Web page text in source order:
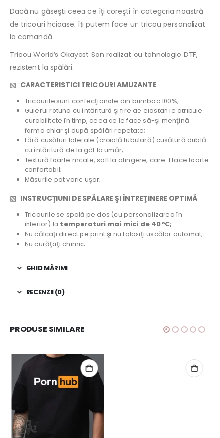
Dacă nu găseşti ceea ce îţi doreşti în categoria noastră
de tricouri haioase, îţi putem face un tricou personalizat
la comandă.
Tricou World’s Okayest Son realizat cu tehnologie DTF,
rezistent la spălări.
▧ CARACTERISTICI TRICOURI AMUZANTE
Tricourile sunt confecţionate din bumbac 100%;
Gulerul rotund cu întăritură şi fire de elastan le atribuie
durabilitate în timp, ceea ce le face să-şi menţină
forma chiar şi după spălări repetate;
Fără cusături laterale (croială tubulară) cusătură dublă
cu întăritură de la gât la umăr;
Textură foarte moale, soft la atingere, care-l face foarte
confortabil;
Măsurile pot varia uşor;
▧ INSTRUCŢIUNI DE SPĂLARE ŞI ÎNTREŢINERE OPTIMĂ
Tricourile se spală pe dos (cu personalizarea în
interior) la temperaturi mai mici de 40°C;
Nu călcaţi direct pe print şi nu folosiţi uscător automat;
Nu curăţaţi chimic;
GHID MĂRIMI
RECENZII (0)
PRODUSE SIMILARE